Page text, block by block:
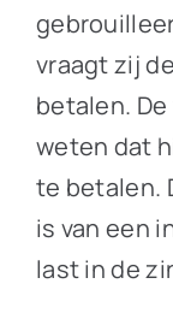
vraagt zij
betalen.
weten dat
te betalen.
is van een
last in de